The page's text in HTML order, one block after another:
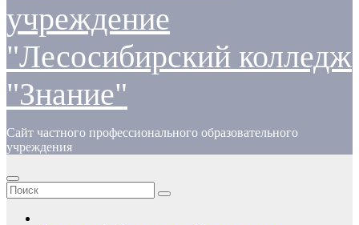
учреждение
"Лесосибирский колледж
"Знание"
Сайт частного профессионального образовательного
учреждения